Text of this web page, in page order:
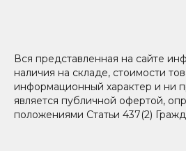
Вся представленная на сайте
наличия на складе, стоимости
информационный характер и ни
является публичной офертой,
положениями Статьи 437(2)